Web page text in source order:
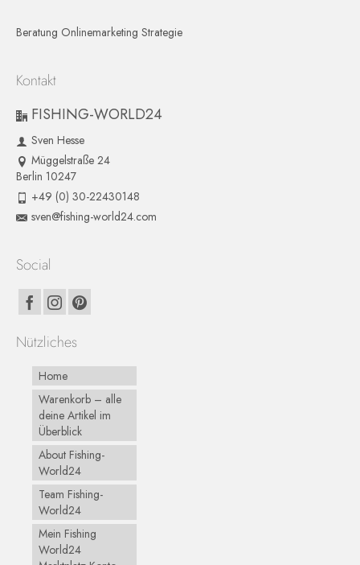
Beratung Onlinemarketing Strategie
Kontakt
FISHING-WORLD24
Sven Hesse
Müggelstraße 24
Berlin 10247
+49 (0) 30-22430148
sven@fishing-world24.com
Social
Nützliches
Home
Warenkorb – alle
deine Artikel im
Überblick
About Fishing-
World24
Team Fishing-
World24
Mein Fishing
World24